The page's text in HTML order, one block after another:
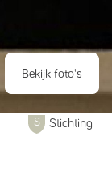
Bekijk foto's
Stichting